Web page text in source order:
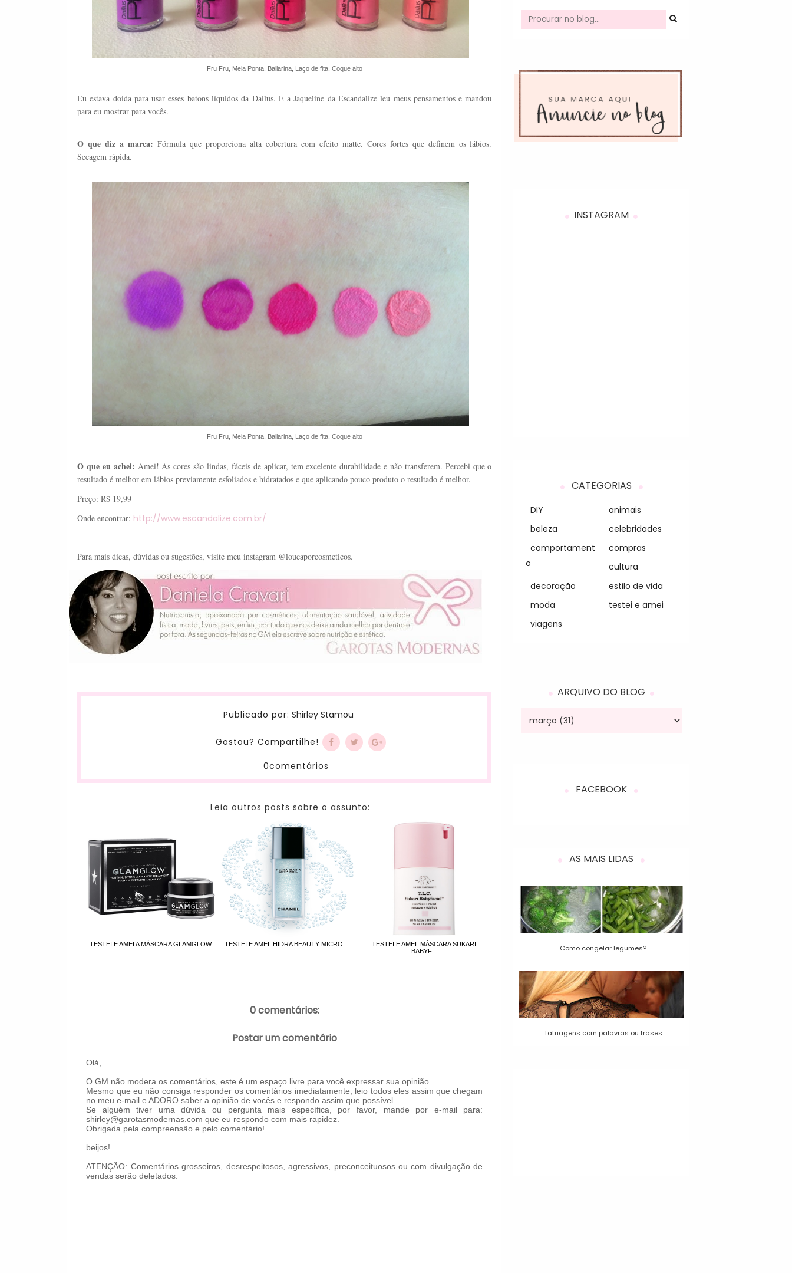
Fru Fru, Meia Ponta, Bailarina, Laço de fita, Coque alto
Eu estava doida para usar esses batons líquidos da Dailus. E a Jaqueline da Escandalize leu meus pensamentos e mandou
para eu mostrar para vocês.
O que diz a marca: Fórmula que proporciona alta cobertura com efeito matte. Cores fortes que definem os lábios.
Secagem rápida.
Fru Fru, Meia Ponta, Bailarina, Laço de fita, Coque alto
O que eu achei: Amei! As cores são lindas, fáceis de aplicar, tem excelente durabilidade e não transferem. Percebi que o
resultado é melhor em lábios previamente esfoliados e hidratados e que aplicando pouco produto o resultado é melhor.
Preço: R$ 19,99
Onde encontrar: http://www.escandalize.com.br/
Para mais dicas, dúvidas ou sugestões, visite meu instagram @loucaporcosmeticos.
Publicado por: Shirley Stamou
Gostou? Compartilhe!
0comentários
Leia outros posts sobre o assunto:
TESTEI E AMEI A MÁSCARA GLAMGLOW TESTEI E AMEI: HIDRA BEAUTY MICRO ...
TESTEI E AMEI: MÁSCARA SUKARI
BABYF...
0 comentários:
Postar um comentário
Olá,
O GM não modera os comentários, este é um espaço livre para você expressar sua opinião.
Mesmo que eu não consiga responder os comentários imediatamente, leio todos eles assim que chegam
no meu e-mail e ADORO saber a opinião de vocês e respondo assim que possível.
Se alguém tiver uma dúvida ou pergunta mais específica, por favor, mande por e-mail para:
shirley@garotasmodernas.com que eu respondo com mais rapidez.
Obrigada pela compreensão e pelo comentário!
beijos!
ATENÇÃO: Comentários grosseiros, desrespeitosos, agressivos, preconceituosos ou com divulgação de
vendas serão deletados.
INSTAGRAM
CATEGORIAS
DIY
animais
beleza
celebridades
comportament
o
compras
cultura
decoração
estilo de vida
moda
testei e amei
viagens
ARQUIVO DO BLOG
FACEBOOK
AS MAIS LIDAS
Como congelar legumes?
Tatuagens com palavras ou frases